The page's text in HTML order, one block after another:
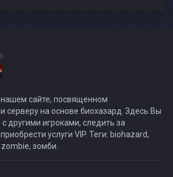
сайте, посвященном
серверу на основе биохазард. Здесь Вы
другими игроками, следить за
услуги VIP. Теги: biohazard,
зомби.